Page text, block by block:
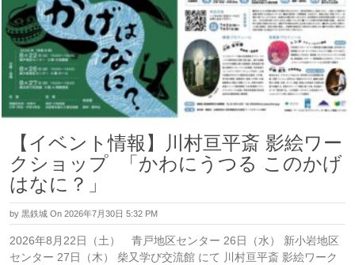
【イベント情報】川村亘平斎 影絵ワー
クショップ 「かわにうつる このかげ
はなに？」
by 黒鉄城 On 2026年7月30日 5:32 PM
2026年8月22日（土） 青戸地区センター 26日（水） 新小岩地区
センター 27日（木） 柴又学び交流館 にて 川村亘平斎 影絵ワーク